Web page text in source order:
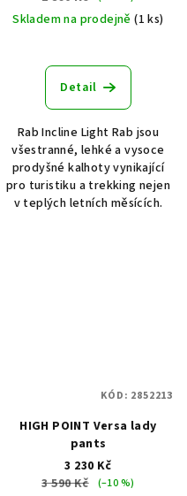
Skladem na prodejně(1 ks)
Detail
Rab Incline Light Rab jsou
všestranné, lehké a vysoce
prodyšné kalhoty vynikající
pro turistiku a trekking nejen
v teplých letních měsících.
HIGH POINT Versa lady
pants
3 230 Kč
3 590 Kč
(–10 %)
KÓD: 2852213